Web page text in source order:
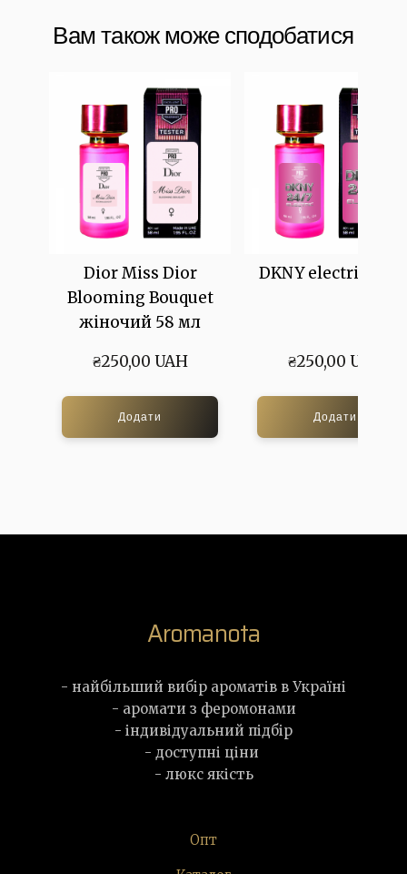
Вам також може сподобатися
Dior Miss Dior
Blooming Bouquet
жіночий 58 мл
₴250,00 UAH
Додати
DKNY electric
₴250,00 UAH
Додати
Aromanota
- найбільший вибір ароматів в Україні
- аромати з феромонами
- індивідуальний підбір
- доступні ціни
- люкс якість
Опт